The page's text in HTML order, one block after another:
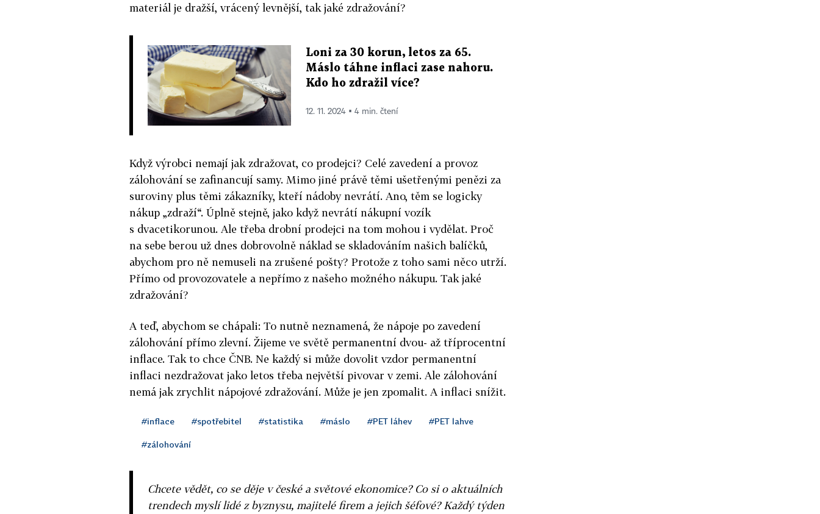
materiál je dražší, vrácený levnější, tak jaké zdražování?
Loni za 30 korun, letos za 65.
Máslo táhne inflaci zase nahoru.
Kdo ho zdražil více?
12. 11. 2024 ▪ 4 min. čtení
Když výrobci nemají jak zdražovat, co prodejci? Celé zavedení a provoz
zálohování se zafinancují samy. Mimo jiné právě těmi ušetřenými penězi za
suroviny plus těmi zákazníky, kteří nádoby nevrátí. Ano, těm se logicky
nákup „zdraží“. Úplně stejně, jako když nevrátí nákupní vozík
s dvacetikorunou. Ale třeba drobní prodejci na tom mohou i vydělat. Proč
na sebe berou už dnes dobrovolně náklad se skladováním našich balíčků,
abychom pro ně nemuseli na zrušené pošty? Protože z toho sami něco utrží.
Přímo od provozovatele a nepřímo z našeho možného nákupu. Tak jaké
zdražování?
A teď, abychom se chápali: To nutně neznamená, že nápoje po zavedení
zálohování přímo zlevní. Žijeme ve světě permanentní dvou- až tříprocentní
inflace. Tak to chce ČNB. Ne každý si může dovolit vzdor permanentní
inflaci nezdražovat jako letos třeba největší pivovar v zemi. Ale zálohování
nemá jak zrychlit nápojové zdražování. Může je jen zpomalit. A inflaci snížit.
#inflace #spotřebitel #statistika #máslo #PET láhev #PET lahve
#zálohování
Chcete vědět, co se děje v české a světové ekonomice? Co si o aktuálních
trendech myslí lidé z byznysu, majitelé firem a jejich šéfové? Každý týden